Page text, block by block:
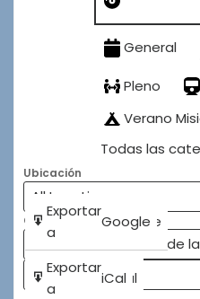
General
Pleno
Verano
Todas las
Subscribe
in
Google
Subscribe
in
iCal
Exportar
a
Google
Exportar
a
iCal
Ubicación
Categorías
Buscar